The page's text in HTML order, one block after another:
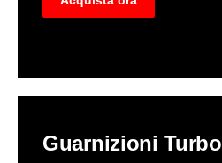
Guarnizioni Turbo